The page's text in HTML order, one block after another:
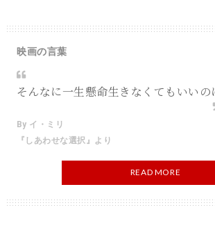
映画の言葉
そんなに一生懸命生きなくてもいいの
By イ・ミリ
『しあわせな選択』より
READ MORE